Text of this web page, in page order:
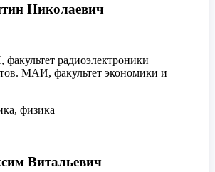
Николаевич
радиоэлектроники
МАИ, факультет экономики и
физика
Витальевич